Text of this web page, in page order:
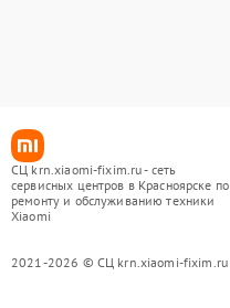
СЦ krn.xiaomi-fixim.ru - сеть
сервисных центров в Красноярске по
ремонту и обслуживанию техники
Xiaomi
2021-2026 © СЦ krn.xiaomi-fixim.ru